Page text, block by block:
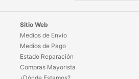
Sitio Web
Medios de Envío
Medios de Pago
Estado Reparación
Compras Mayorista